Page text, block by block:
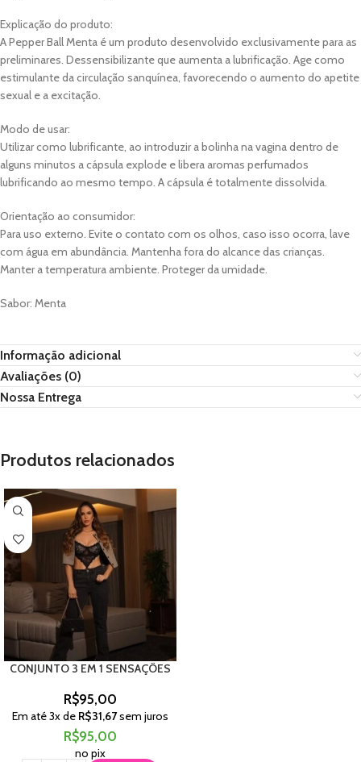
Explicação do produto:
A Pepper Ball Menta é um produto desenvolvido exclusivamente para as
preliminares. Dessensibilizante que aumenta a lubrificação. Age como
estimulante da circulação sanquínea, favorecendo o aumento do apetite
sexual e a excitação.
Modo de usar:
Utilizar como lubrificante, ao introduzir a bolinha na vagina dentro de
alguns minutos a cápsula explode e libera aromas perfumados
lubrificando ao mesmo tempo. A cápsula é totalmente dissolvida.
Orientação ao consumidor:
Para uso externo. Evite o contato com os olhos, caso isso ocorra, lave
com água em abundância. Mantenha fora do alcance das crianças.
Manter a temperatura ambiente. Proteger da umidade.
Sabor: Menta
Informação adicional
Avaliações (0)
Nossa Entrega
Produtos relacionados
CONJUNTO 3 EM 1 SENSAÇÕES
R$95,00
Em até3x de R$31,67sem juros
R$95,00
no pix